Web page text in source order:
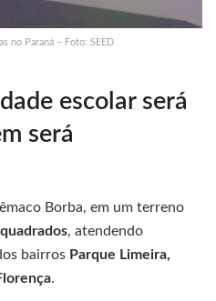
no Paraná – Foto: SEED
escolar será
será
Borba, em um terreno
, atendendo
bairros Parque Limeira,
.